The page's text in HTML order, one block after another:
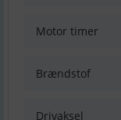
Motor timer
Brændstof
Drivaksel